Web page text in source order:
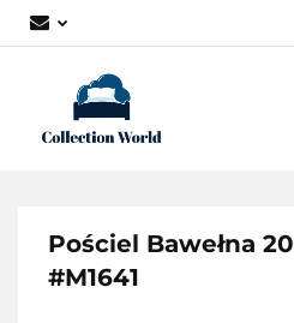
Pościel Bawełna
#M1641